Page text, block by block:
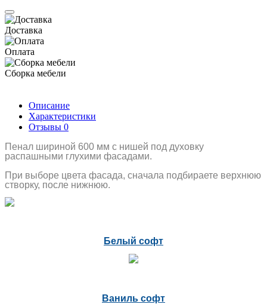
Доставка
Оплата
Сборка мебели
Описание
Характеристики
Отзывы 0
Пенал шириной 600 мм с нишей под духовку
распашными глухими фасадами.
При выборе цвета фасада, сначала подбираете верхнюю
створку, после нижнюю.
Белый софт
Ваниль софт